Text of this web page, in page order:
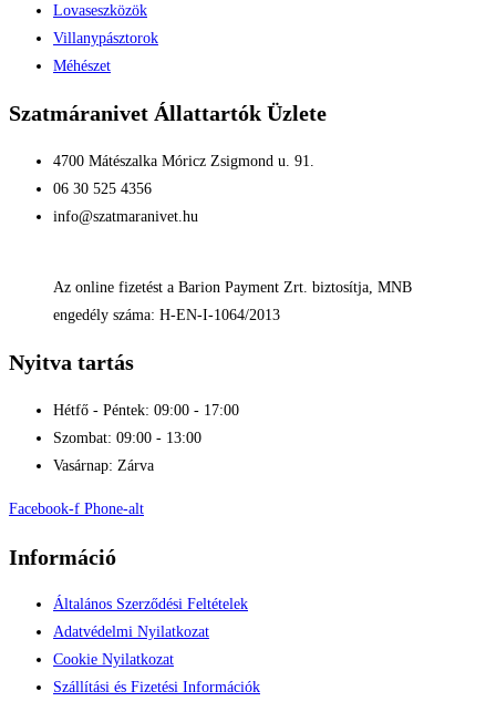
Lovaseszközök
Villanypásztorok
Méhészet
Szatmáranivet Állattartók Üzlete
4700 Mátészalka Móricz Zsigmond u. 91.
06 30 525 4356
info@szatmaranivet.hu
Az online fizetést a Barion Payment Zrt. biztosítja, MNB
engedély száma: H-EN-I-1064/2013
Nyitva tartás
Hétfő - Péntek: 09:00 - 17:00
Szombat: 09:00 - 13:00
Vasárnap: Zárva
Facebook-f Phone-alt
Információ
Általános Szerződési Feltételek
Adatvédelmi Nyilatkozat
Cookie Nyilatkozat
Szállítási és Fizetési Információk